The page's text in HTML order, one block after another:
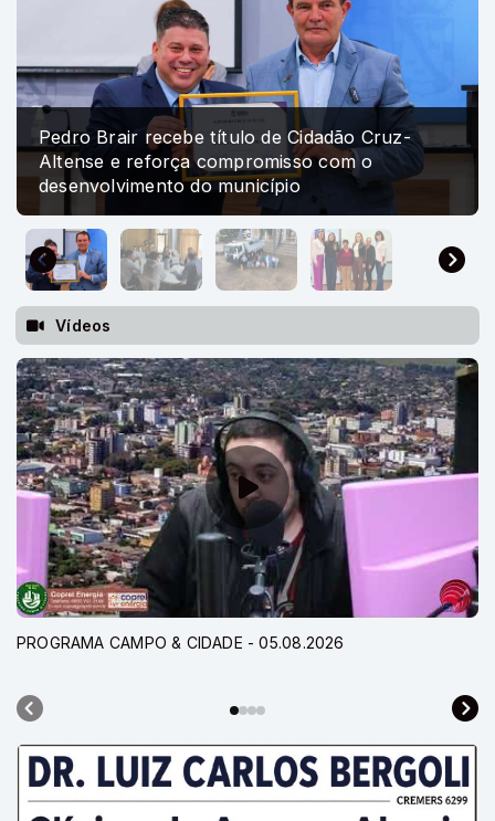
recebe título de Cidadão Cruz-
compromisso com o
do município
Comaja
obras das
Vídeos
PROGRAMA CAMPO & CIDADE - 05.08.2026